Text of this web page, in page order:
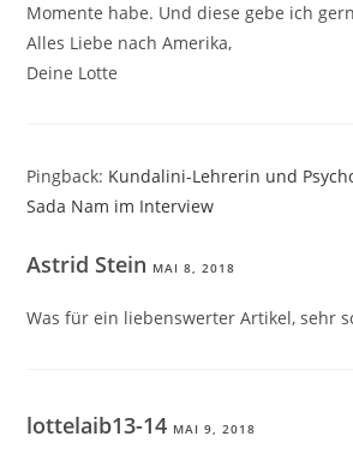
Momente habe. Und diese gebe ich
Alles Liebe nach Amerika,
Deine Lotte
Pingback: Kundalini-Lehrerin und
Sada Nam im Interview
Astrid Stein MAI 8, 2018
Was für ein liebenswerter Artikel, sehr
lottelaib13-14 MAI 9, 2018